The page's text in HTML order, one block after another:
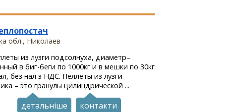
обл., Николаев
из лузги подсолнуха, диаметр–
в биг-беги по 1000кг и в мешки по 30кг
без нал з НДС. Пеллеты из лузги
– это гранулы цилиндрической ...
детальніше контакти